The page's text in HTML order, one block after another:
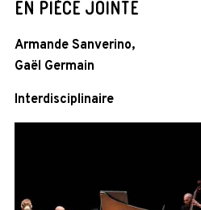
EN PIÈCE JOINTE
Armande Sanverino,
Gaël Germain
Interdisciplinaire